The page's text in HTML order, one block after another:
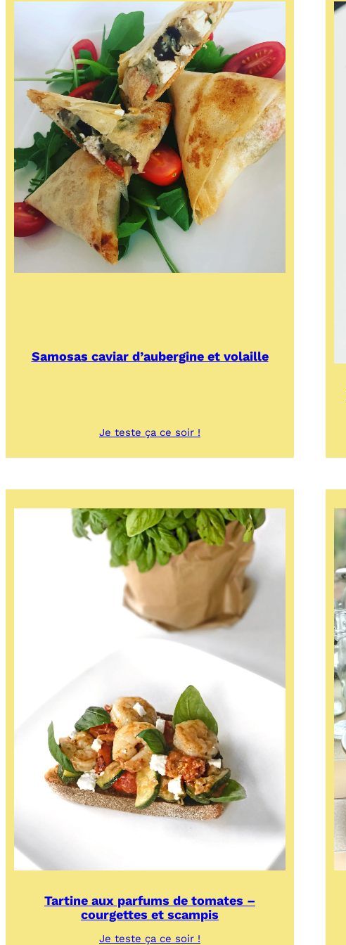
Samosas caviar d’aubergine et volaille
Je teste ça ce soir !
caviar
Tartine aux parfums de tomates –
courgettes et scampis
Je teste ça ce soir !